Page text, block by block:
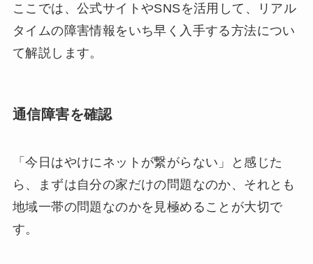
ここでは、公式サイトやSNSを活用して、リアル
タイムの障害情報をいち早く入手する方法につい
て解説します。
通信障害を確認
「今日はやけにネットが繋がらない」と感じた
ら、まずは自分の家だけの問題なのか、それとも
地域一帯の問題なのかを見極めることが大切で
す。